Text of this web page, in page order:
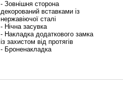
- Зовнішня сторона
декорований вставками із
нержавіючої сталі
- Нічна засувка
- Накладка додаткового замка
із захистом від протягів
- Броненакладка